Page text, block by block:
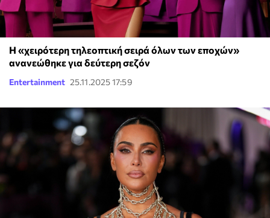
Η «χειρότερη τηλεοπτική σειρά όλων των εποχών»
ανανεώθηκε για δεύτερη σεζόν
Entertainment 25.11.2025 17:59